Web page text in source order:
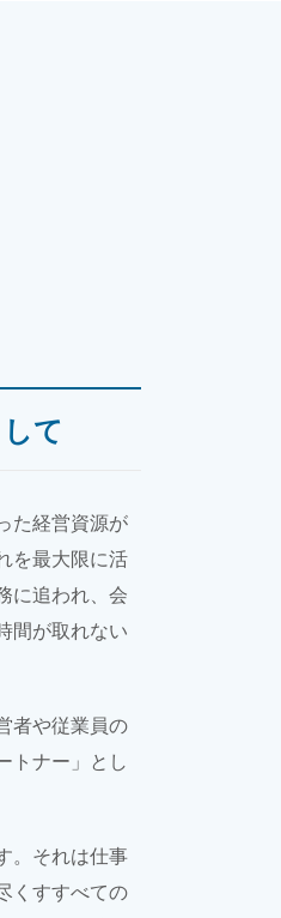
て
た経営資源が
を最大限に活
に追われ、会
間が取れない
者や従業員の
トナー」とし
。それは仕事
くすすべての